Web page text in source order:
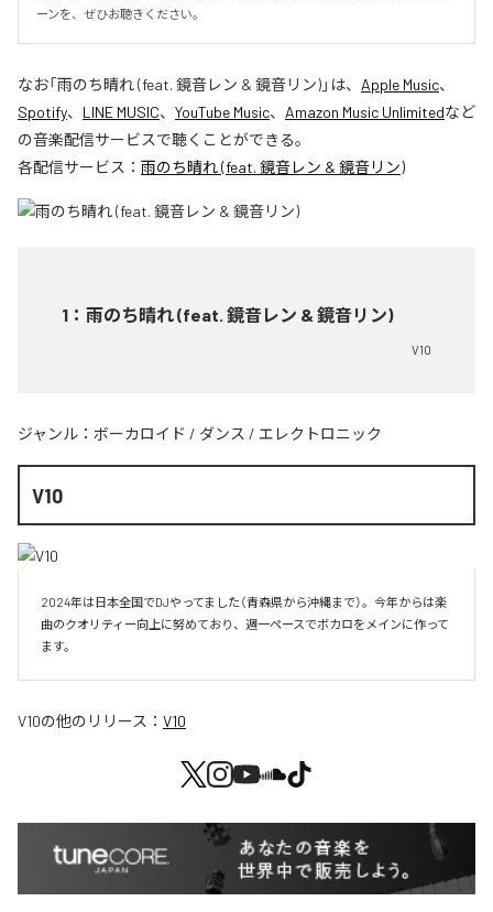
ーンを、ぜひお聴きください。
なお「雨のち晴れ (feat. 鏡音レン & 鏡音リン)」は、 Apple Music、
Spotify、 LINE MUSIC、 YouTube Music、 Amazon Music Unlimitedなど
の音楽配信サービスで聴くことができる。
各配信サービス： 雨のち晴れ (feat. 鏡音レン & 鏡音リン)
1 ： 雨のち晴れ (feat. 鏡音レン & 鏡音リン)
V10
ジャンル： ボーカロイド / ダンス / エレクトロニック
V10
2024年は日本全国でDJやってました（青森県から沖縄まで）。今年からは楽
曲のクオリティー向上に努めており、週一ペースでボカロをメインに作って
V10の他のリリース： V10